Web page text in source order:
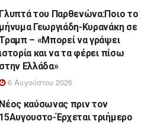
Γλυπτά του Παρθενώνα:Ποιο το
μήνυμα Γεωργιάδη-Κυρανάκη σε
– «Μπορεί να γράψει
ιστορία και να τα φέρει πίσω
στην Ελλάδα»
6 Αυγούστου 2026
Νέος καύσωνας πριν τον
15Αυγουστο-Έρχεται τριήμερο